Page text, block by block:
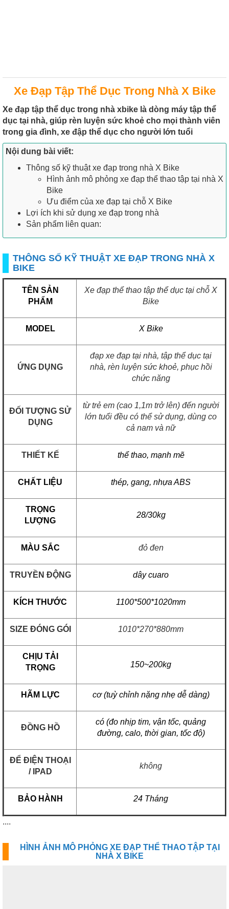
Xe Đạp Tập Thể Dục Trong Nhà X Bike
Xe đạp tập thể dục trong nhà xbike là dòng máy tập thể
dục tại nhà, giúp rèn luyện sức khoẻ cho mọi thành viên
trong gia đình, xe đập thể dục cho người lớn tuổi
Nội dung bài viết:
Thông số kỹ thuật xe đạp trong nhà X Bike
Hình ảnh mô phỏng xe đạp thể thao tập tại nhà X
Bike
Ưu điểm của xe đạp tại chỗ X Bike
Lợi ích khi sử dụng xe đạp trong nhà
Sản phẩm liên quan:
THÔNG SỐ KỸ THUẬT XE ĐẠP TRONG NHÀ X
BIKE
TÊN SẢN
PHẨM
Xe đạp thể thao tập thể dục tại chỗ X
Bike
MODEL X Bike
ỨNG DỤNG
đạp xe đạp tại nhà, tập thể dục tại
nhà, rèn luyện sức khoẻ, phục hồi
chức năng
ĐỐI TƯỢNG SỬ
DỤNG
từ trẻ em (cao 1,1m trở lên) đến người
lớn tuổi đều có thể sử dụng, dùng co
cả nam và nữ
THIẾT KẾ thể thao, mạnh mẽ
CHẤT LIỆU thép, gang, nhựa ABS
TRỌNG
LƯỢNG
28/30kg
MÀU SẮC đỏ đen
TRUYỀN ĐỘNG dây cuaro
KÍCH THƯỚC 1100*500*1020mm
SIZE ĐÓNG GÓI 1010*270*880mm
CHỊU TẢI
TRỌNG
150~200kg
HÃM LỰC cơ (tuỳ chỉnh nặng nhẹ dễ dàng)
ĐỒNG HỒ
có (đo nhịp tim, vận tốc, quảng
đường, calo, thời gian, tốc độ)
ĐỂ ĐIỆN THOẠI
/ IPAD
không
BẢO HÀNH 24 Tháng
....
HÌNH ẢNH MÔ PHỎNG XE ĐẠP THỂ THAO TẬP TẠI
NHÀ X BIKE